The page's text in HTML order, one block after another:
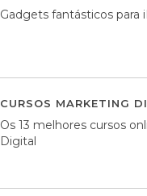
Gadgets fantásticos para
CURSOS MARKETING
Os 13 melhores cursos
Digital